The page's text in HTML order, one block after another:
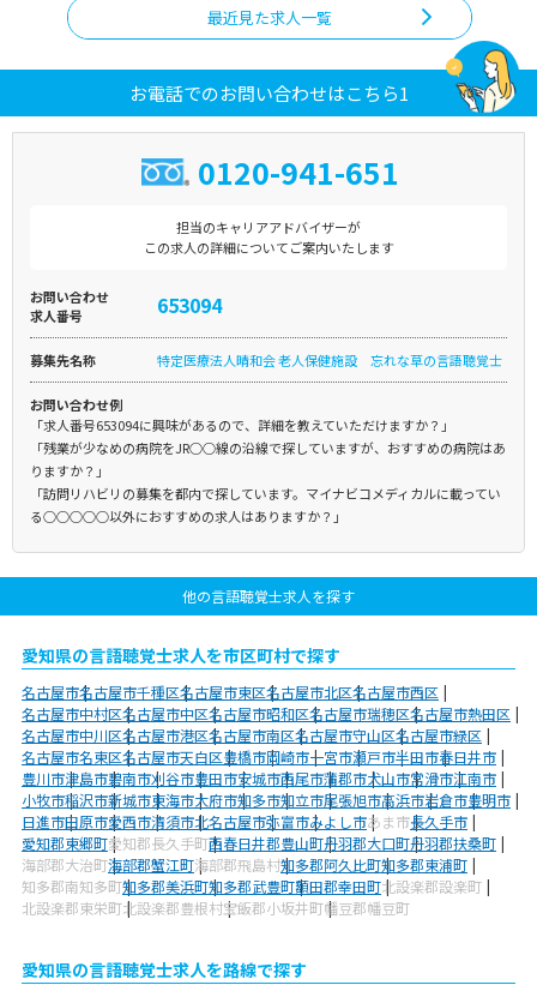
最近見た求人一覧
お電話でのお問い合わせはこちら1
0120-941-651
担当のキャリアアドバイザーが
この求人の詳細についてご案内いたします
お問い合わせ
求人番号
653094
募集先名称 特定医療法人晴和会 老人保健施設 忘れな草の言語聴覚士
お問い合わせ例
「求人番号653094に興味があるので、詳細を教えていただけますか？」
「残業が少なめの病院をJR○○線の沿線で探していますが、おすすめの病院はあ
りますか？」
「訪問リハビリの募集を都内で探しています。マイナビコメディカルに載ってい
る○○○○○以外におすすめの求人はありますか？」
他の言語聴覚士求人を探す
愛知県の言語聴覚士求人を市区町村で探す
名古屋市名古屋市千種区名古屋市東区名古屋市北区名古屋市西区
名古屋市中村区名古屋市中区名古屋市昭和区名古屋市瑞穂区名古屋市熱田区
名古屋市中川区名古屋市港区名古屋市南区名古屋市守山区名古屋市緑区
名古屋市名東区名古屋市天白区豊橋市岡崎市一宮市瀬戸市半田市春日井市
豊川市津島市碧南市刈谷市豊田市安城市西尾市蒲郡市犬山市常滑市江南市
小牧市稲沢市新城市東海市大府市知多市知立市尾張旭市高浜市岩倉市豊明市
日進市田原市愛西市清須市北名古屋市弥富市みよし市あま市長久手市
愛知郡東郷町愛知郡長久手町西春日井郡豊山町丹羽郡大口町丹羽郡扶桑町
海部郡大治町海部郡蟹江町海部郡飛島村知多郡阿久比町知多郡東浦町
知多郡南知多町知多郡美浜町知多郡武豊町額田郡幸田町北設楽郡設楽町
北設楽郡東栄町北設楽郡豊根村宝飯郡小坂井町幡豆郡幡豆町
愛知県の言語聴覚士求人を路線で探す